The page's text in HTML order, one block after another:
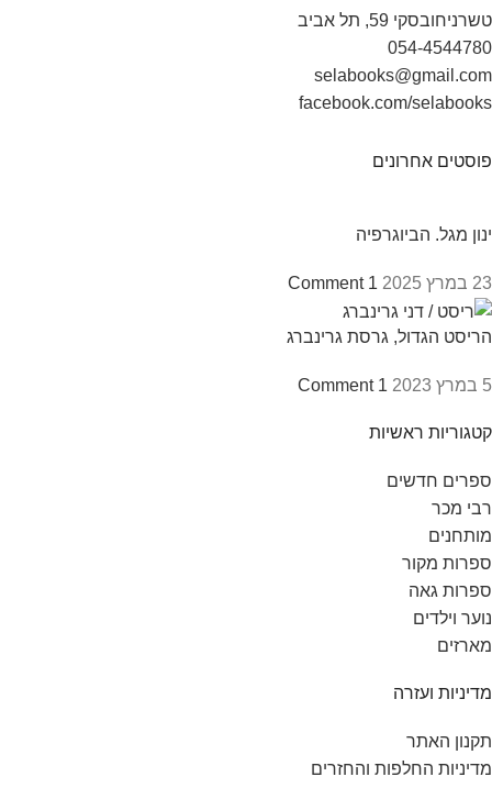
טשרניחובסקי 59, תל אביב
054-4544780
selabooks@gmail.com
facebook.com/selabooks
פוסטים אחרונים
ינון מגל. הביוגרפיה
23 במרץ 2025 1 Comment
הריסט הגדול, גרסת גרינברג
5 במרץ 2023 1 Comment
קטגוריות ראשיות
ספרים חדשים
רבי מכר
מותחנים
ספרות מקור
ספרות גאה
נוער וילדים
מארזים
מדיניות ועזרה
תקנון האתר
מדיניות החלפות והחזרים